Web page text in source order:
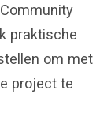
praktische
om met
project te